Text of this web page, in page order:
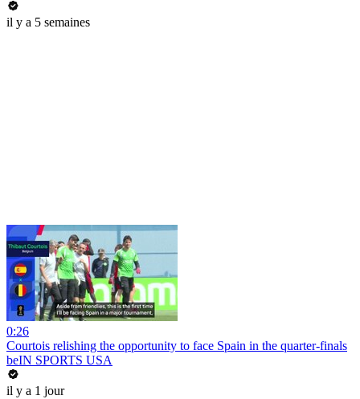
il y a 5 semaines
0:26
Courtois relishing the opportunity to face Spain in the quarter-finals
beIN SPORTS USA
il y a 1 jour